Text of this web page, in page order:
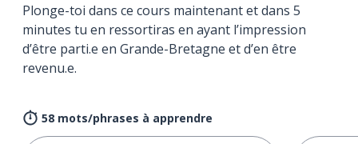
Plonge-toi dans ce cours maintenant et dans 5
minutes tu en ressortiras en ayant l’impression
d’être parti.e en Grande-Bretagne et d’en être
revenu.e.
58 mots/phrases à apprendre